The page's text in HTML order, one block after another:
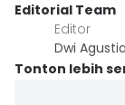
Editorial Team
Editor
Dwi
Tonton lebih